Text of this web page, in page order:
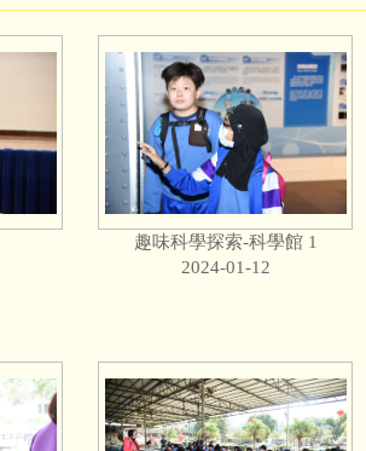
趣味科學探索-科學館 1
2024-01-12